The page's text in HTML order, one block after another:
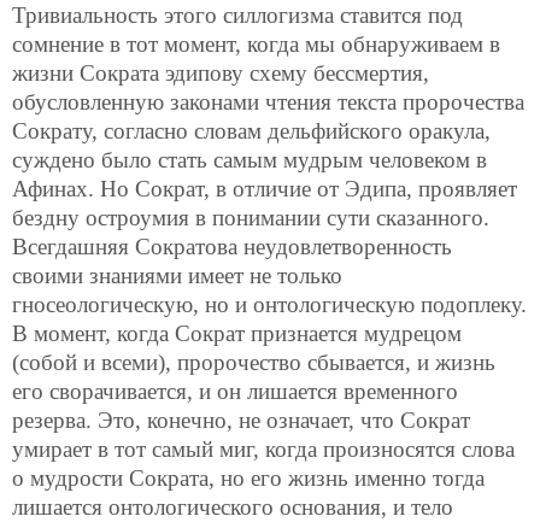
Тривиальность этого силлогизма ставится под
сомнение в тот момент, когда мы обнаруживаем в
жизни Сократа эдипову схему бессмертия,
обусловленную законами чтения текста пророчества
Сократу, согласно словам дельфийского оракула,
суждено было стать самым мудрым человеком в
Афинах. Но Сократ, в отличие от Эдипа, проявляет
бездну остроумия в понимании сути сказанного.
Всегдашняя Сократова неудовлетворенность
своими знаниями имеет не только
гносеологическую, но и онтологическую подоплеку.
В момент, когда Сократ признается мудрецом
(собой и всеми), пророчество сбывается, и жизнь
его сворачивается, и он лишается временного
резерва. Это, конечно, не означает, что Сократ
умирает в тот самый миг, когда произносятся слова
о мудрости Сократа, но его жизнь именно тогда
лишается онтологического основания, и тело